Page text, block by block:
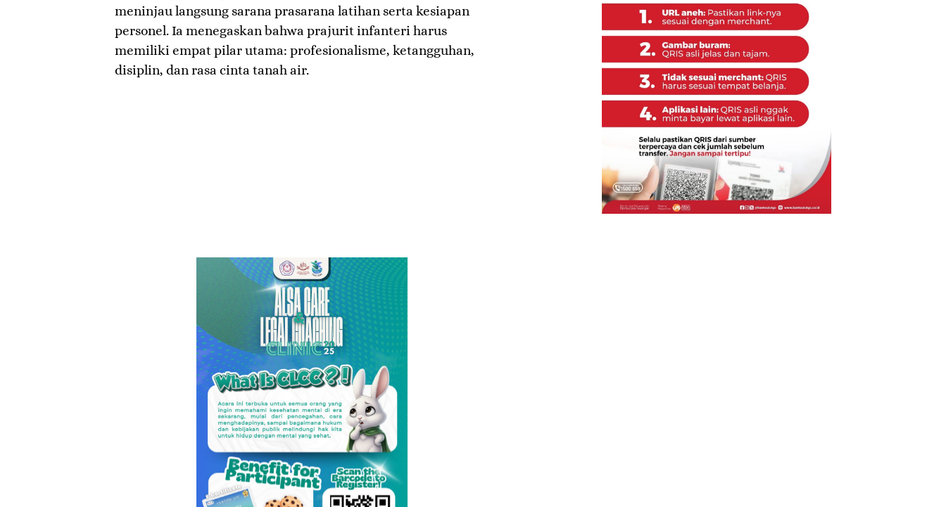
meninjau langsung sarana prasarana latihan serta kesiapan
personel. Ia menegaskan bahwa prajurit infanteri harus
memiliki empat pilar utama: profesionalisme, ketangguhan,
disiplin, dan rasa cinta tanah air.